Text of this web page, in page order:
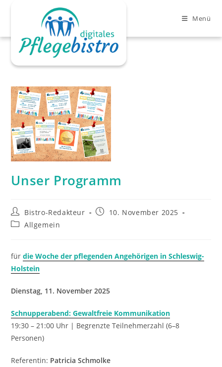
Menü
Unser Programm
Beitrags-
Autor:
Bistro-Redakteur
Beitrag10. November 2025
Beitrags-
Allgemein
fürdie Woche der pflegenden Angehörigen in Schleswig-
Holstein
Dienstag, 11. November 2025
Schnupperabend: Gewaltfreie Kommunikation
19:30 – 21:00 Uhr | Begrenzte Teilnehmerzahl (6–8
Personen)
Referentin: Patricia Schmolke